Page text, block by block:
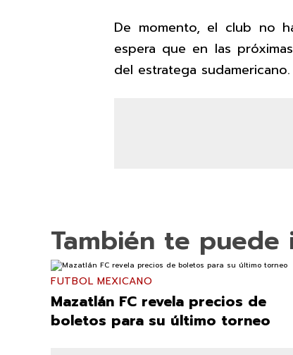
De momento, el club no
espera que en las
del estratega sudamericano.
También te puede
FUTBOL MEXICANO
Mazatlán FC revela precios de
boletos para su último torneo